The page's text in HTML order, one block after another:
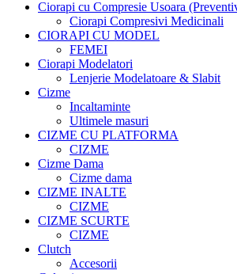
Ciorapi cu Compresie Usoara
Ciorapi Compresivi Medicinali
CIORAPI CU MODEL
FEMEI
Ciorapi Modelatori
Lenjerie Modelatoare & Slabit
Cizme
Incaltaminte
Ultimele masuri
CIZME CU PLATFORMA
CIZME
Cizme Dama
Cizme dama
CIZME INALTE
CIZME
CIZME SCURTE
CIZME
Clutch
Accesorii